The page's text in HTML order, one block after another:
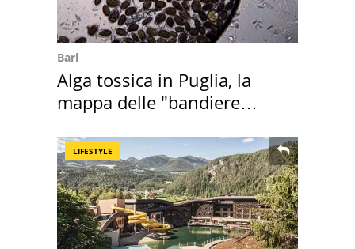
Bari
Alga tossica in Puglia, la
mappa delle "bandiere
LIFESTYLE